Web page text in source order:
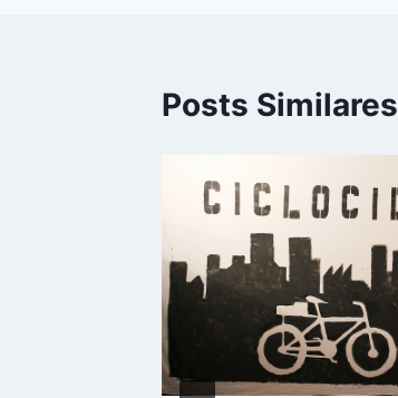
Posts Similares